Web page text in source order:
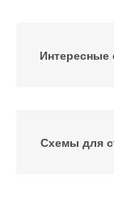
Интересные
Схемы для